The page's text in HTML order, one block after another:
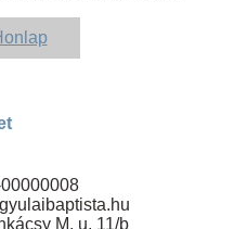
M. u. 11/b